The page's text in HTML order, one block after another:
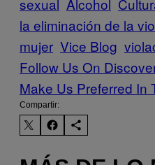
sexual Alcohol
la eliminación de la
mujer Vice Blog
Follow Us On
Make Us Preferred In
Compartir: